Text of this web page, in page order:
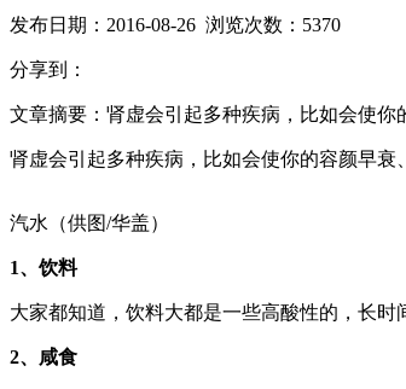
发布日期： 2016-08-26 浏览次数： 5370
分享到：
文章摘要： 肾虚会引起多种疾病，比如会使
肾虚会引起多种疾病，比如会使你的容颜早
汽水（供图/华盖）
1、饮料
大家都知道，饮料大都是一些高酸性的，长
2、咸食